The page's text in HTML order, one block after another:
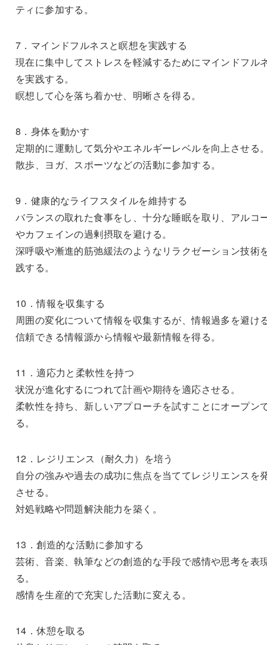
ティに参加する。
7．マインドフルネスと瞑想を実践する
現在に集中してストレスを軽減するためにマインドフル
を実践する。
瞑想して心を落ち着かせ、明晰さを得る。
8．身体を動かす
定期的に運動して気分やエネルギーレベルを向上させる
散歩、ヨガ、スポーツなどの活動に参加する。
9．健康的なライフスタイルを維持する
バランスの取れた食事をし、十分な睡眠を取り、アルコ
やカフェインの過剰摂取を避ける。
深呼吸や漸進的筋弛緩法のようなリラクゼーション技術
践する。
10．情報を収集する
周囲の変化について情報を収集するが、情報過多を避け
信頼できる情報源から情報や最新情報を得る。
11．適応力と柔軟性を持つ
状況が進化するにつれて計画や期待を適応させる。
柔軟性を持ち、新しいアプローチを試すことにオープン
る。
12．レジリエンス（耐久力）を培う
自分の強みや過去の成功に焦点を当ててレジリエンスを
させる。
対処戦略や問題解決能力を築く。
13．創造的な活動に参加する
芸術、音楽、執筆などの創造的な手段で感情や思考を表
る。
感情を生産的で充実した活動に変える。
14．休憩を取る